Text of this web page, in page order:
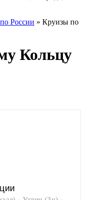
по России » Круизы по
Кольцу